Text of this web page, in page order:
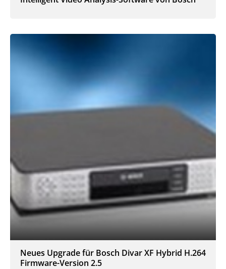
Neues Upgrade für Bosch Divar XF Hybrid H.264
Firmware-Version 2.5